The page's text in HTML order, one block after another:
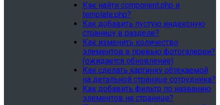
Как найти component.php и
template.php?
Как добавить пустую индексную
страницу в разделе?
Как изменить количество
элементов в превью фотогалереи?
(ожидается обновление)
Как сделать картинку обтекаемой
на детальной странице сотрудника?
Как добавить фильтр по названию
элементов на странице?